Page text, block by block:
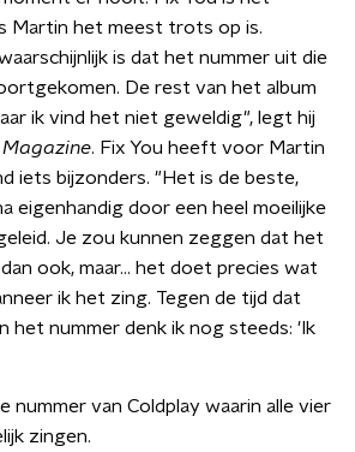
Martin het meest trots op is.
is dat het nummer uit die
De rest van het album
ik vind het niet geweldig", legt hij
. Fix You heeft voor Martin
iets bijzonders. "Het is de beste,
eigenhandig door een heel moeilijke
Je zou kunnen zeggen dat het
ook, maar... het doet precies wat
ik het zing. Tegen de tijd dat
het nummer denk ik nog steeds: 'Ik
nummer van Coldplay waarin alle vier
zingen.